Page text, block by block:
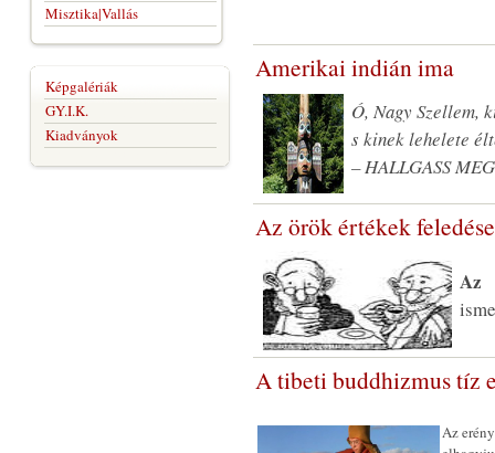
Amerikai indián ima
Ó, Nagy Szellem,
s kinek lehelete
– HALLGASS
Az örök értékek feledése
Az
A tibeti buddhizmus tíz
Az
Misztika|Vallás
Képgalériák
GY.I.K.
Kiadványok